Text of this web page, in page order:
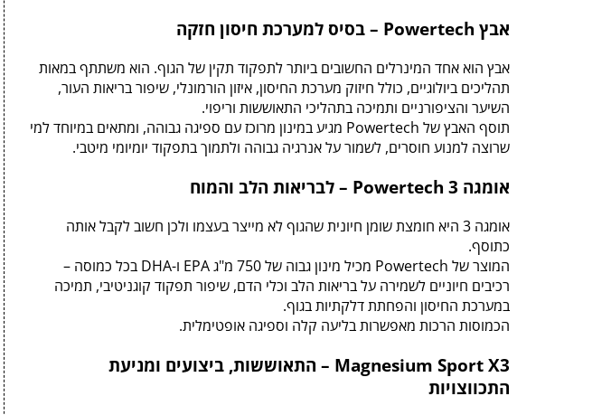
אבץ Powertech – בסיס למערכת חיסון חזקה
אבץ הוא אחד המינרלים החשובים ביותר לתפקוד תקין של הגוף. הוא משתתף במאות
תהליכים ביולוגיים, כולל חיזוק מערכת החיסון, איזון הורמונלי, שיפור בריאות העור,
השיער והציפורניים ותמיכה בתהליכי התאוששות וריפוי.
תוסף האבץ של Powertech מגיע במינון מרוכז עם ספיגה גבוהה, ומתאים במיוחד למי
שרוצה למנוע חוסרים, לשמור על אנרגיה גבוהה ולתמוך בתפקוד יומיומי מיטבי.
אומגה 3 Powertech – לבריאות הלב והמוח
אומגה 3 היא חומצת שומן חיונית שהגוף לא מייצר בעצמו ולכן חשוב לקבל אותה
כתוסף.
המוצר של Powertech מכיל מינון גבוה של 750 מ"ג EPA ו-DHA בכל כמוסה –
רכיבים חיוניים לשמירה על בריאות הלב וכלי הדם, שיפור תפקוד קוגניטיבי, תמיכה
במערכת החיסון והפחתת דלקתיות בגוף.
הכמוסות הרכות מאפשרות בליעה קלה וספיגה אופטימלית.
Magnesium Sport X3 – התאוששות, ביצועים ומניעת
התכווצויות